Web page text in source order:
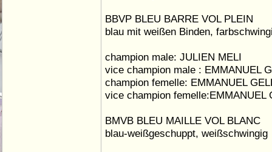
BBVP BLEU BARRE VOL PLEIN
blau mit weißen Binden,
champion male: JULIEN MELI
vice champion male : EMMANUEL
champion femelle: EMMANUEL
vice champion femelle:EMMANUEL
BMVB BLEU MAILLE VOL BLANC
blau-weißgeschuppt, weißschwingig